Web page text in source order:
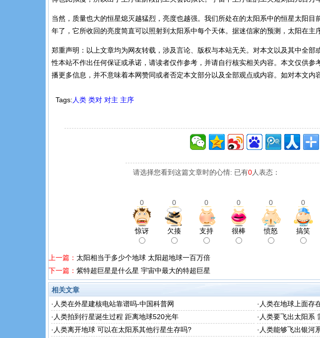
当然，质量也大的恒星熄灭越猛烈，亮度也越强。我们所处在的太阳系中的恒星太阳
年了，它所收回的亮度简直可以照射到太阳系中每个天体。据迷信家的预测，太阳在主
郑重声明：以上文章均为网友转载，涉及言论、版权与本站无关。对本文以及其中全
性本站不作出任何保证或承诺，请读者仅作参考，并请自行核实相关内容。本文仅供
播更多信息，并不意味着本网赞同或者否定本文部分以及全部观点或内容。如对本文内
Tags: 人类 类对 对主 主序
请选择您看到这篇文章时的心情: 已有0人表态：
0 0 0 0 0 0
惊讶 欠揍 支持 很棒 愤怒 搞笑
上一篇： 太阳相当于多少个地球 太阳超地球一百万倍
下一篇： 紫特超巨星是什么星 宇宙中最大的特超巨星
相关文章
· 人类在外星建核电站靠谱吗-中国科普网 · 人类在地球上面存
· 人类拍到行星诞生过程 距离地球520光年 · 人类要飞出太阳系
· 人类离开地球 可以在太阳系其他行星生存吗? · 人类能够飞出银河